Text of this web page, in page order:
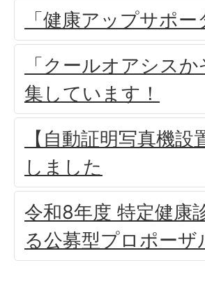
「健康アップサポ
「クールオアシス
集しています！
【自動証明写真機
しました
令和8年度 特定健康
る公募型プロポーザ